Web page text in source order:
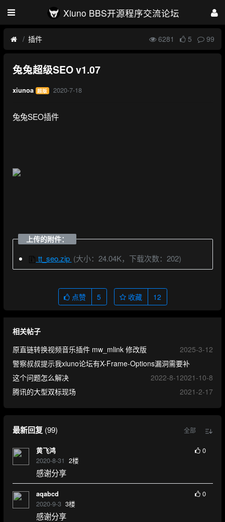
Xiuno BBS开源程序交流论坛
插件 6281 5 99
兔兔超级SEO v1.07
xiunoa 超版 2020-7-18
兔兔SEO插件
上传的附件：
tt_seo.zip (大小：24.04K，下载次数：202)
点赞 5 收藏 12
相关帖子
原直链转换视频音乐插件 mw_mlink 修改版
2025-3-12
警察叔叔提示我xiuno论坛有X-Frame-Options漏洞需要补
2021-10-8
这个问题怎么解决
2022-8-1
腾讯的大型双标现场
2021-2-17
最新回复(99) 全部
黄飞鸿
2020-8-31 2楼
0
感谢分享
aqabcd
2020-9-3 3楼
0
感谢分享